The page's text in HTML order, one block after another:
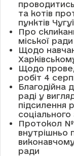
та котів
пунктів
Про
міської
Щодо
Щодо
робіт 4
Благодійна
раді у
підсилення
Протокол
внутрішньо
ради